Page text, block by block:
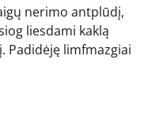
nerimo antplūdį,
liesdami kaklą
Padidėję limfmazgiai